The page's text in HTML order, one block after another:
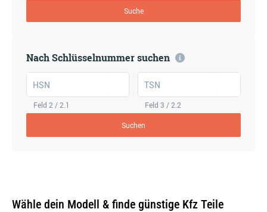
Suche
Nach Schlüsselnummer suchen
HSN
Feld 2 / 2.1
TSN
Feld 3 / 2.2
Suchen
Wähle dein Modell & finde günstige Kfz Teile